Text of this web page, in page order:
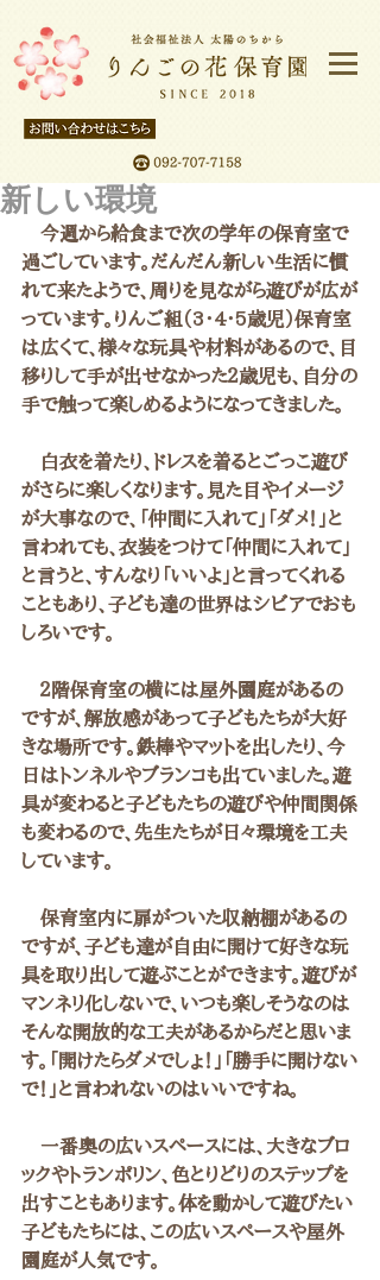
新しい環境
今週から給食まで次の学年の保育室で
過ごしています。だんだん新しい生活に慣
れて来たようで、周りを見ながら遊びが広が
っています。りんご組（3・4・5歳児）保育室
は広くて、様々な玩具や材料があるので、目
移りして手が出せなかった２歳児も、自分の
手で触って楽しめるようになってきました。
白衣を着たり、ドレスを着るとごっこ遊び
がさらに楽しくなります。見た目やイメージ
が大事なので、「仲間に入れて」「ダメ！」と
言われても、衣装をつけて「仲間に入れて」
と言うと、すんなり「いいよ」と言ってくれる
こともあり、子ども達の世界はシビアでおも
しろいです。
２階保育室の横には屋外園庭があるの
ですが、解放感があって子どもたちが大好
きな場所です。鉄棒やマットを出したり、今
日はトンネルやブランコも出ていました。遊
具が変わると子どもたちの遊びや仲間関係
も変わるので、先生たちが日々環境を工夫
しています。
保育室内に扉がついた収納棚があるの
ですが、子ども達が自由に開けて好きな玩
具を取り出して遊ぶことができます。遊びが
マンネリ化しないで、いつも楽しそうなのは
そんな開放的な工夫があるからだと思いま
す。「開けたらダメでしょ！」「勝手に開けない
で！」と言われないのはいいですね。
一番奥の広いスペースには、大きなブロ
ックやトランポリン、色とりどりのステップを
出すこともあります。体を動かして遊びたい
子どもたちには、この広いスペースや屋外
園庭が人気です。